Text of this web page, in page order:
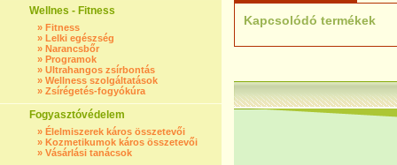
Wellnes - Fitness
» Fitness
» Lelki egészség
» Narancsbőr
» Programok
» Ultrahangos zsírbontás
» Wellness szolgáltatások
» Zsírégetés-fogyókúra
Fogyasztóvédelem
» Élelmiszerek káros összetevői
» Kozmetikumok káros összetevői
» Vásárlási tanácsok
Kapcsolódó termékek